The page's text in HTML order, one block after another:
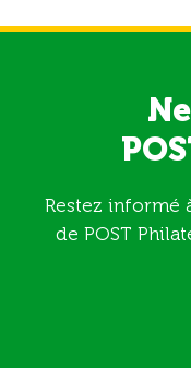
Restez informé
de POST